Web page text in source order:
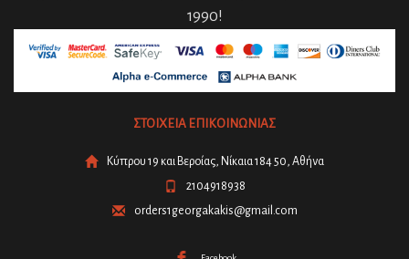
1990!
ΣΤΟΙΧΕΙΑ ΕΠΙΚΟΙΝΩΝΙΑΣ
Κύπρου 19 και Βεροίας, Νίκαια 184 50, Αθήνα
2104918938
orders1georgakakis@gmail.com